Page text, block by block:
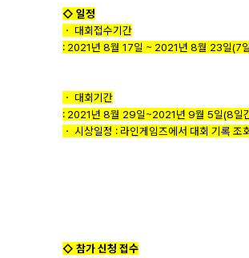
◇ 일정
ㆍ 대회접수기간
: 2021년 8월 17일 ~ 2021년 8월 23일(7
ㆍ 대회기간
: 2021년 8월 29일~2021년 9월 5일(8일
ㆍ 시상일정 : 라인게임즈에서 대회 기록 조
◇ 참가 신청 접수